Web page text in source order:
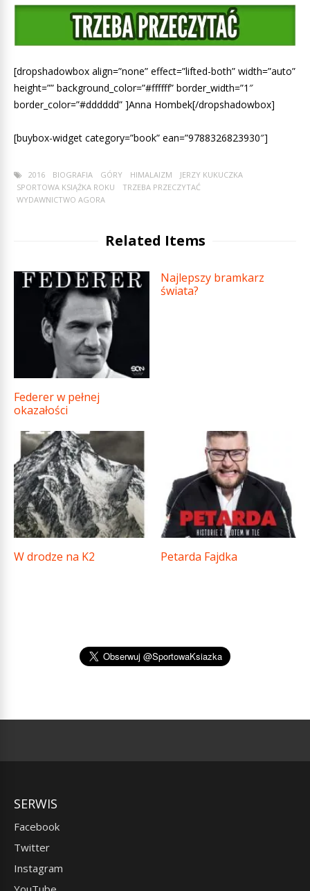
[dropshadowbox align=”none” effect=”lifted-both” width=”auto”
height=”” background_color=”#ffffff” border_width=”1″
border_color=”#dddddd” ]Anna Hombek[/dropshadowbox]
[buybox-widget category=”book” ean=”9788326823930″]
2016 BIOGRAFIA GÓRY HIMALAIZM
JERZY KUKUCZKA
SPORTOWA KSIĄŻKA ROKU
TRZEBA PRZECZYTAĆ
WYDAWNICTWO AGORA
Related Items
Federer w pełnej
okazałości
Najlepszy bramkarz
świata?
W drodze na K2 Petarda Fajdka
SERWIS
Facebook
Twitter
Instagram